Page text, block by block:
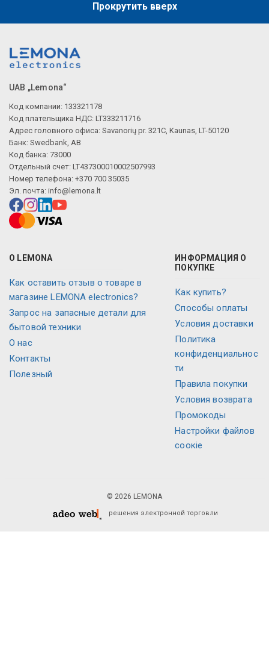
Прокрутить вверх
UAB „Lemona“
Код компании: 133321178
Код плательщика НДС: LT333211716
Адрес головного офиса: Savanorių pr. 321C, Kaunas, LT-50120
Банк: Swedbank, AB
Код банка: 73000
Отдельный счет: LT437300010002507993
Номер телефона: +370 700 35035
Эл. почта: info@lemona.lt
О LEMONA
Как оставить отзыв о товаре в
магазине LEMONA electronics?
Запрос на запасные детали для
бытовой техники
O нас
Контакты
Полезный
ИНФОРМАЦИЯ О
ПОКУПКЕ
Как купить?
Способы оплаты
Условия доставки
Политика
конфиденциальнос
ти
Правила покупки
Условия возврата
Промокоды
Настройки файлов
соокіе
© 2026 LEMONA
решения электронной торговли